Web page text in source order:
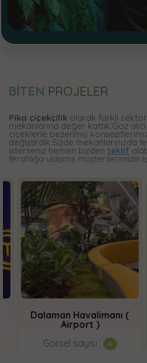
BİTEN PROJELER
Pika çiçekçilik olarak farklı
mekanlarına değer kattık.Göz
çiçeklerle bezenmiş konseptlerimiz
değiştirdik.Sizde mekanlarınızda
isterseniz hemen bizden teklif
ferahlığa ulaşmış müşterilerimizin
Dalaman Havalimanı (
Airport )
Görsel sayısı : 4